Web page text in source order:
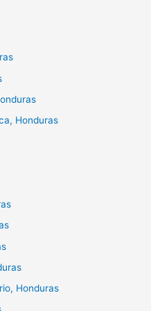
Honduras
Honduras